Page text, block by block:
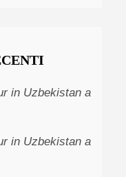
in Uzbekistan a
in Uzbekistan a